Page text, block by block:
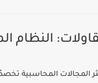
النظام
المجالات المحاسبية